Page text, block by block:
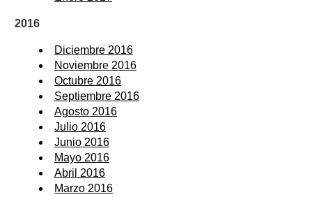
2016
Diciembre 2016
Noviembre 2016
Octubre 2016
Septiembre 2016
Agosto 2016
Julio 2016
Junio 2016
Mayo 2016
Abril 2016
Marzo 2016